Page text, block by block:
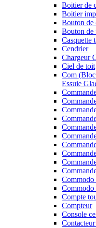
Boitier de
Boitier
Bouton de
Bouton de
Casquette
Cendrier
Chargeur
Ciel de toit
Com
Essuie
Commodo
Commodo
Compte
Compteur
Console